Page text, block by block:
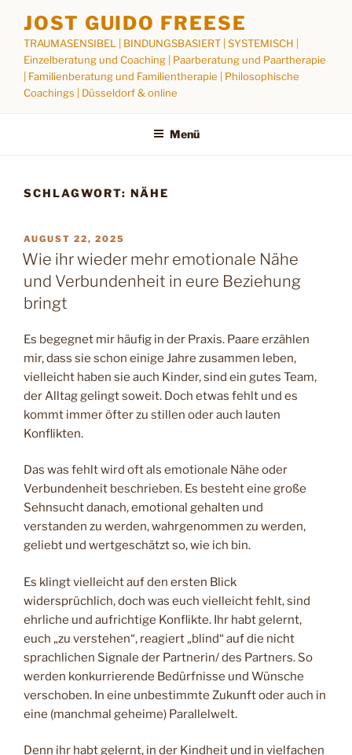
Inhalt
springen
JOST GUIDO FREESE
TRAUMASENSIBEL | BINDUNGSBASIERT | SYSTEMISCH |
Einzelberatung und Coaching | Paarberatung und Paartherapie
| Familienberatung und Familientherapie | Philosophische
Coachings | Düsseldorf & online
Menü
SCHLAGWORT: NÄHE
VERÖFFENTLICHT
AM
AUGUST 22, 2025
Wie ihr wieder mehr emotionale Nähe
und Verbundenheit in eure Beziehung
bringt
Es begegnet mir häufig in der Praxis. Paare erzählen
mir, dass sie schon einige Jahre zusammen leben,
vielleicht haben sie auch Kinder, sind ein gutes Team,
der Alltag gelingt soweit. Doch etwas fehlt und es
kommt immer öfter zu stillen oder auch lauten
Konflikten.
Das was fehlt wird oft als emotionale Nähe oder
Verbundenheit beschrieben. Es besteht eine große
Sehnsucht danach, emotional gehalten und
verstanden zu werden, wahrgenommen zu werden,
geliebt und wertgeschätzt so, wie ich bin.
Es klingt vielleicht auf den ersten Blick
widersprüchlich, doch was euch vielleicht fehlt, sind
ehrliche und aufrichtige Konflikte. Ihr habt gelernt,
euch „zu verstehen“, reagiert „blind“ auf die nicht
sprachlichen Signale der Partnerin/ des Partners. So
werden konkurrierende Bedürfnisse und Wünsche
verschoben. In eine unbestimmte Zukunft oder auch in
eine (manchmal geheime) Parallelwelt.
Denn ihr habt gelernt, in der Kindheit und in vielfachen